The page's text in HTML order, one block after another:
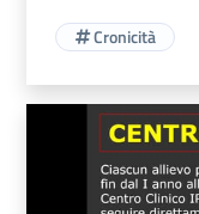
Cronicità